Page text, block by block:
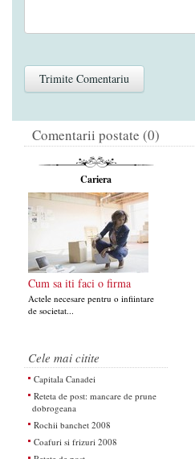
Comentarii postate (0)
Cariera
Cum sa iti faci o firma
Actele necesare pentru o infiintare
de societat...
Cele mai citite
Capitala Canadei
Reteta de post: mancare de prune
dobrogeana
Rochii banchet 2008
Coafuri si frizuri 2008